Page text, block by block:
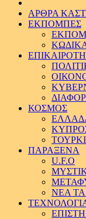
ΑΡΘΡΑ
ΕΚΠΟΜΠΕΣ
ΚΟΣΜΟΣ
ΠΑΡΑΞΕΝΑ
U.F.O
ΝΕΑ